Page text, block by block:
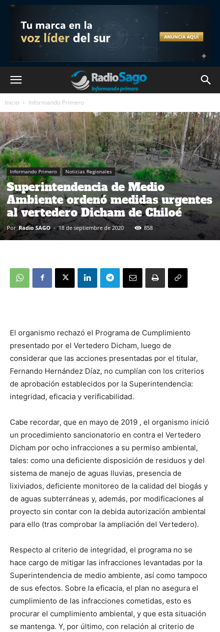
Inicio Informando Primero
Informando Primero Noticias Regionales
Superintendencia de Medio
Ambiente ordenó medidas urgentes
al vertedero Dicham de Chiloé
Por Radio SAGO - 18 de septiembre de 2020 858
El organismo rechazó el Programa de Cumplimiento
presentado por el Vertedero Dicham, luego de
considerar que las acciones presentadas por el titular,
Fernando Hernández Díaz, no cumplían con los criterios
de aprobación establecidos por la Superintendencia:
integridad, eficacia y verificabilidad.
Cabe recordar, que en mayo de 2019 , el organismo inició
un procedimiento sancionatorio en contra el Vertedero
Dicham por ocho infracciones a su permiso ambiental,
tales: como una deficiente disposición de residuos y del
sistema de manejo de aguas lluvias, presencia de
lixiviados, deficiente monitoreo de la calidad del biogás y
de aguas subterráneas y, además, por modificaciones al
proyecto sin contar con la debida autorización ambiental
para ello (tras comprobar la ampliación del Vertedero).
Respecto al criterio de integridad, el programa no se
hace cargo de mitigar las infracciones levantadas por la
Superintendencia de medio ambiente, así como tampoco
de sus efectos. Sobre la eficacia, el plan no asegura el
cumplimiento de las infracciones cometidas, esto es
procurar el cumplimiento ambiental, y que esta situación
se mantenga. Y, por último, con relación al criterio de